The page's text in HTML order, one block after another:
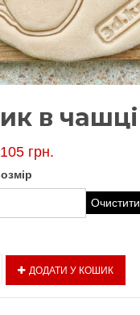
в чашці
105 грн.
Очистити
ДОДАТИ У КОШИК